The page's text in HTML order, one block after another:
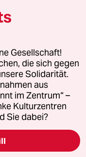
oder für Genehmigungen
Richtlinien
AGB
(Ads)
Gesellschaft!
die sich gegen
Solidarität.
aus
im Zentrum“ –
Kulturzentren
Sie dabei?